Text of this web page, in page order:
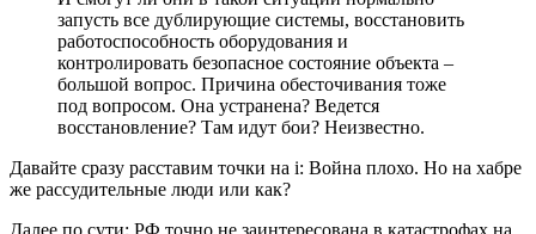
запусть все дублирующие системы, восстановить
работоспособность оборудования и
контролировать безопасное состояние объекта –
большой вопрос. Причина обесточивания тоже
под вопросом. Она устранена? Ведется
восстановление? Там идут бои? Неизвестно.
Давайте сразу расставим точки на i: Война плохо. Но на хабре
же рассудительные люди или как?
Далее по сути: РФ точно не заинтересована в катастрофах на